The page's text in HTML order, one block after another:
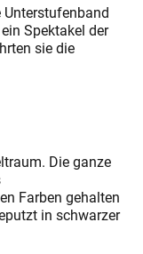
Spektakel der
sie die
Die ganze
Farben gehalten
in schwarzer